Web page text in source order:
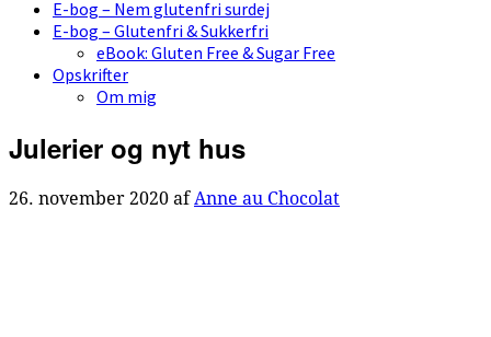
E-bog – Nem glutenfri surdej
E-bog – Glutenfri & Sukkerfri
eBook: Gluten Free & Sugar Free
Opskrifter
Om mig
Julerier og nyt hus
26. november 2020 afAnne au Chocolat